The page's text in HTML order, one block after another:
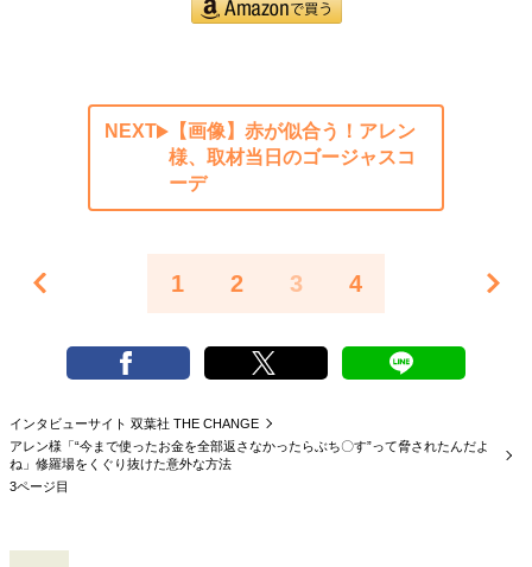
NEXT
【画像】赤が似合う！アレン
様、取材当日のゴージャスコ
ーデ
1 2 3 4
インタビューサイト 双葉社 THE CHANGE
アレン様「“今まで使ったお金を全部返さなかったらぶち〇す”って脅されたんだよ
ね」修羅場をくぐり抜けた意外な方法
3ページ目